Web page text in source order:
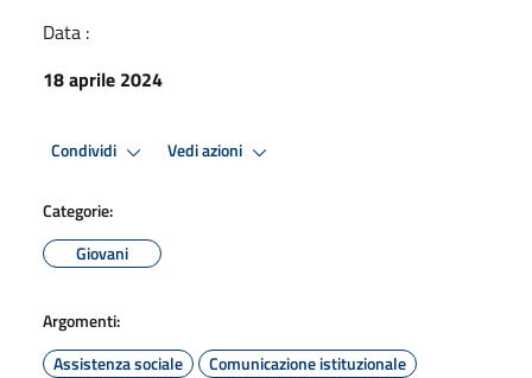
Data :
18 aprile 2024
Condividi Vedi azioni
Categorie:
Giovani
Argomenti:
Assistenza sociale
Comunicazione istituzionale